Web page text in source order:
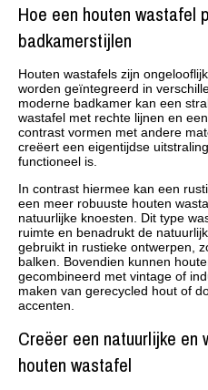
Hoe een houten wastafel
badkamerstijlen
Houten wastafels zijn
worden geïntegreerd in
moderne badkamer kan een
wastafel met rechte lijnen en
contrast vormen met andere
creëert een eigentijdse
functioneel is.
In contrast hiermee kan een
een meer robuuste houten
natuurlijke knoesten. Dit type
ruimte en benadrukt de
gebruikt in rustieke ontwerpen,
balken. Bovendien kunnen
gecombineerd met vintage of
maken van gerecycled hout of
accenten.
Creëer een natuurlijke en
houten wastafel